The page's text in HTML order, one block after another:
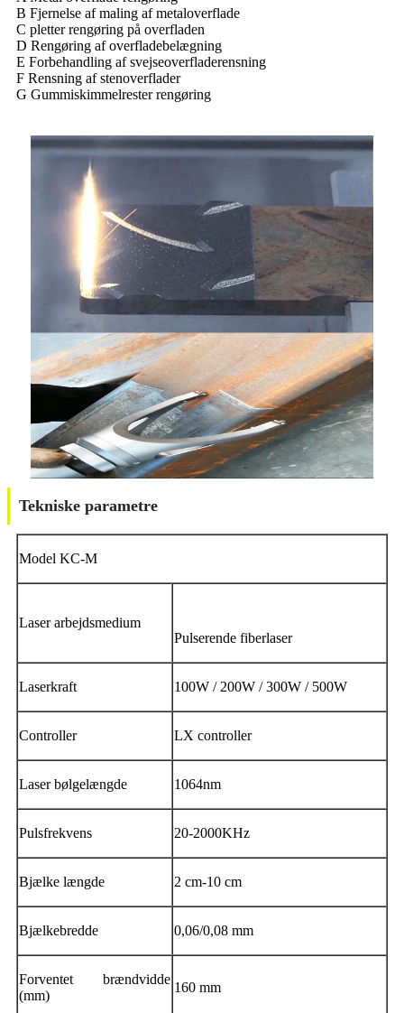
B Fjernelse af maling af metaloverflade
C pletter rengøring på overfladen
D Rengøring af overfladebelægning
E Forbehandling af svejseoverfladerensning
F Rensning af stenoverflader
G Gummiskimmelrester rengøring
Tekniske parametre
Model KC-M
Laser arbejdsmedium
Pulserende fiberlaser
Laserkraft 100W / 200W / 300W / 500W
Controller LX controller
Laser bølgelængde 1064nm
Pulsfrekvens 20-2000KHz
Bjælke længde 2 cm-10 cm
Bjælkebredde 0,06/0,08 mm
Forventet brændvidde
(mm)
160 mm